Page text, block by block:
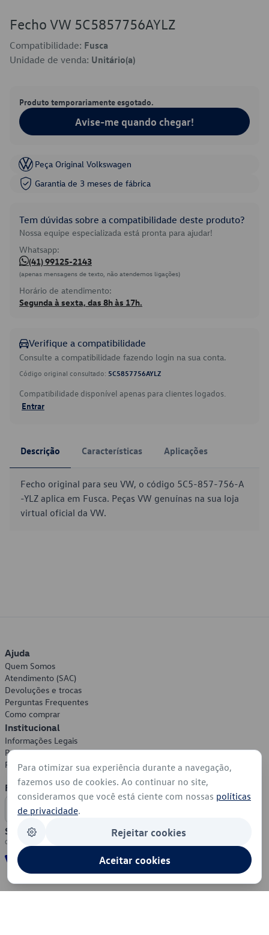
Fecho VW 5C5857756AYLZ
Compatibilidade: Fusca
Unidade de venda: Unitário(a)
Produto temporariamente esgotado.
Avise-me quando chegar!
Peça Original Volkswagen
Garantia de 3 meses de fábrica
Tem dúvidas sobre a compatibilidade deste produto?
Nossa equipe especializada está pronta para ajudar!
Whatsapp:
(41) 99125-2143
(apenas mensagens de texto, não atendemos ligações)
Horário de atendimento:
Segunda à sexta, das 8h às 17h.
Verifique a compatibilidade
Consulte a compatibilidade fazendo login na sua conta.
Código original consultado: 5C5857756AYLZ
Compatibilidade disponível apenas para clientes logados.
Entrar
Descrição Características Aplicações
Fecho original para seu VW, o código 5C5-857-756-A
-YLZ aplica em Fusca. Peças VW genuínas na sua loja
virtual oficial da VW.
Ajuda
Quem Somos
Atendimento (SAC)
Devoluções e trocas
Perguntas Frequentes
Como comprar
Institucional
Informações Legais
Política de Privacidade
Política de Cookies
Formas de Pagamento
Segurança
Para otimizar sua experiência durante a navegação,
fazemos uso de cookies. Ao continuar no site,
consideramos que você está ciente com nossas políticas
de privacidade.
Rejeitar cookies
Aceitar cookies